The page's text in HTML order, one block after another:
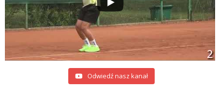
Odwiedź nasz kanał